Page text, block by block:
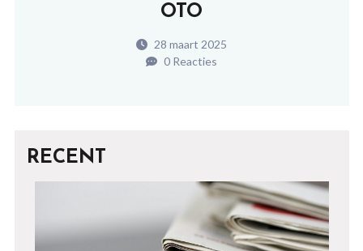
OTO
28 maart 2025
0 Reacties
RECENT